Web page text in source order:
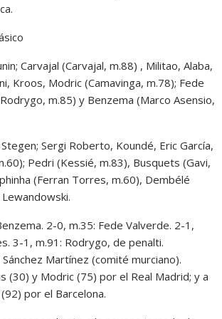
Carvajal (Carvajal, m.88) , Militao, Alaba,
Kroos, Modric (Camavinga, m.78); Fede
m.85) y Benzema (Marco Asensio,
Sergi Roberto, Koundé, Eric García,
Pedri (Kessié, m.83), Busquets (Gavi,
(Ferran Torres, m.60), Dembélé
2-0, m.35: Fede Valverde. 2-1,
3-1, m.91: Rodrygo, de penalti.
Martínez (comité murciano).
(30) y Modric (75) por el Real Madrid; y a
por el Barcelona.